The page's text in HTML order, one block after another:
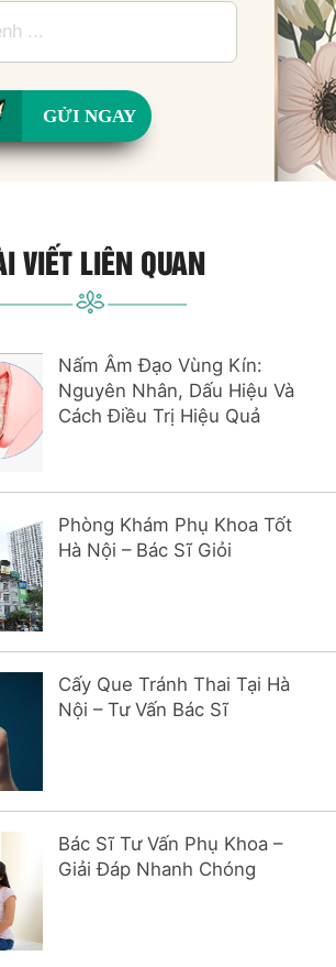
GỬI NGAY
VIẾT LIÊN QUAN
Nấm Âm Đạo Vùng Kín:
Nguyên Nhân, Dấu Hiệu Và
Cách Điều Trị Hiệu Quả
Phòng Khám Phụ Khoa Tốt
Hà Nội – Bác Sĩ Giỏi
Cấy Que Tránh Thai Tại Hà
Nội – Tư Vấn Bác Sĩ
Bác Sĩ Tư Vấn Phụ Khoa –
Giải Đáp Nhanh Chóng